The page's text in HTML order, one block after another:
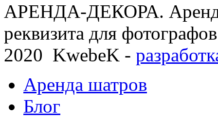
АРЕНДА-ДЕКОРА.
реквизита для
2020 KwebeK -
Аренда шатров
Блог